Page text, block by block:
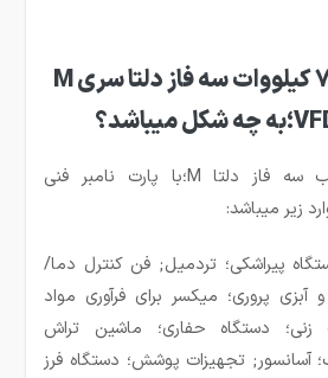
کاربری اینورتر 7.5 کیلووات سه فاز دلتا سری M
؛به چه شکل میباشد؟
کاربری اینورتر ده اسب سه فاز دلتا M؛با پارت نامبر فنی
پیراشکی؛ تردمیل; فن کنترل دما/
آبزی پروری؛ میکسر برای فرآوری مواد
دستگاه حفاری؛ ماشین تراش
آسانسور; تجهیزات پوشش؛ دستگاه فرز